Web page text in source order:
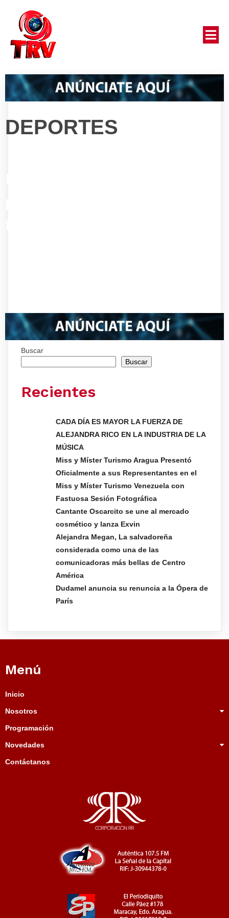
DEPORTES
Buscar
Buscar
Recientes
CADA DÍA ES MAYOR LA FUERZA DE
ALEJANDRA RICO EN LA INDUSTRIA DE LA
MÚSICA
Miss y Míster Turismo Aragua Presentó
Oficialmente a sus Representantes en el
Miss y Míster Turismo Venezuela con
Fastuosa Sesión Fotográfica
Cantante Oscarcito se une al mercado
cosmético y lanza Exvin
Alejandra Megan, La salvadoreña
considerada como una de las
comunicadoras más bellas de Centro
América
Dudamel anuncia su renuncia a la Ópera de
París
Menú
Inicio
Nosotros
Programación
Novedades
Contáctanos